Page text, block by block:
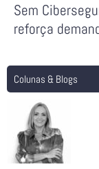
Sem
reforça
Colunas & Blogs